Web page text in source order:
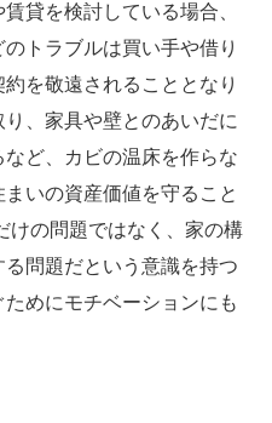
貸を検討している場合、
トラブルは買い手や借り
を敬遠されることとなり
、家具や壁とのあいだに
ど、カビの温床を作らな
いの資産価値を守ること
けの問題ではなく、家の構
問題だという意識を持つ
めにモチベーションにも